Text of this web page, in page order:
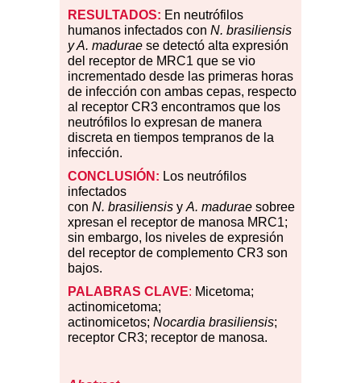
RESULTADOS: En neutrófilos
humanos infectados con N. brasiliensis
y A. madurae se detectó alta expresión
del receptor de MRC1 que se vio
incrementado desde las primeras horas
de infección con ambas cepas, respecto
al receptor CR3 encontramos que los
neutrófilos lo expresan de manera
discreta en tiempos tempranos de la
infección.
CONCLUSIÓN: Los neutrófi los
infectados
con N. brasiliensis y A. madurae sobree
xpresan el receptor de manosa MRC1;
sin embargo, los niveles de expresión
del receptor de complemento CR3 son
bajos.
PALABRAS CLAVE: Micetoma;
actinomicetoma;
actinomicetos; Nocardia brasiliensis;
receptor CR3; receptor de manosa.